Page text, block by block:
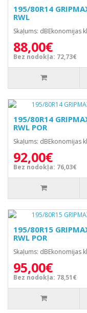
195/80R14
RWL
Skaļums: dBEkonomijas
88,00€
Bez nodokļa: 72,73€
195/80R14
RWL POR
Skaļums: dBEkonomijas
92,00€
Bez nodokļa: 76,03€
195/80R15
RWL POR
Skaļums: dBEkonomijas
95,00€
Bez nodokļa: 78,51€